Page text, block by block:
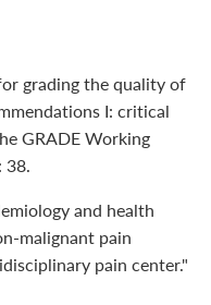
grading the quality of
I: critical
GRADE Working
38.
and health
malignant pain
pain center."